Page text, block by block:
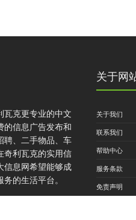
瓦克更专业的中文
的信息广告发布和
聘、二手物品、车
奇利瓦克的实用信
信息网希望能够成
的生活平台。
关于网
关于我们
联系我们
帮助中心
服务条款
免责声明